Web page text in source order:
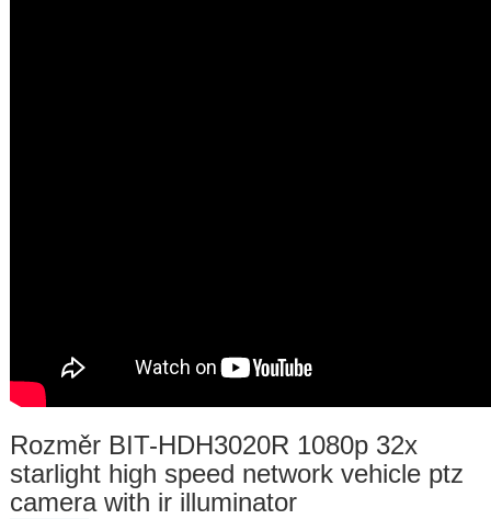
Rozměr BIT-HDH3020R 1080p 32x
starlight high speed network vehicle ptz
camera with ir illuminator